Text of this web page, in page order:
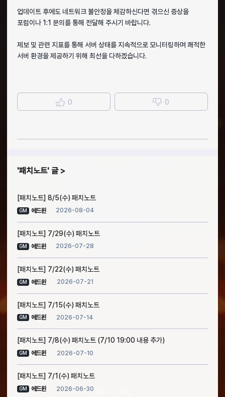
업데이트 후에도 네트워크 불안정을 체감하신다면 겪으신 증상을
포럼이나 1:1 문의를 통해 전달해 주시기 바랍니다.
제보 및 관련 지표를 통해 서버 상태를 지속적으로 모니터링하며 쾌적한
서버 환경을 제공하기 위해 최선을 다하겠습니다.
0 0
패치노트 글
[패치노트] 8/5(수) 패치노트
GM 에드윈 2026-08-04
[패치노트] 7/29(수) 패치노트
GM 에드윈 2026-07-28
[패치노트] 7/22(수) 패치노트
GM 에드윈 2026-07-21
[패치노트] 7/15(수) 패치노트
GM 에드윈 2026-07-14
[패치노트] 7/8(수) 패치노트 (7/10 19:00 내용 추가)
GM 에드윈 2026-07-10
[패치노트] 7/1(수) 패치노트
GM 에드윈 2026-06-30